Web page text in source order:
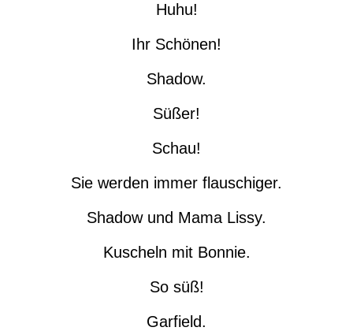
Huhu!
Ihr Schönen!
Shadow.
Süßer!
Schau!
Sie werden immer flauschiger.
Shadow und Mama Lissy.
Kuscheln mit Bonnie.
So süß!
Garfield.